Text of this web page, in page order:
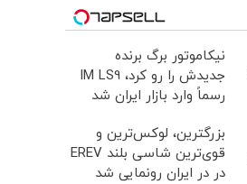
نیکاموتور برگ برنده
جدیدش را رو کرد، IM LS9
رسماً وارد بازار ایران شد
بزرگترین، لوکس‌ترین و
قوی‌ترین شاسی بلند EREV
در در ایران رونمایی شد